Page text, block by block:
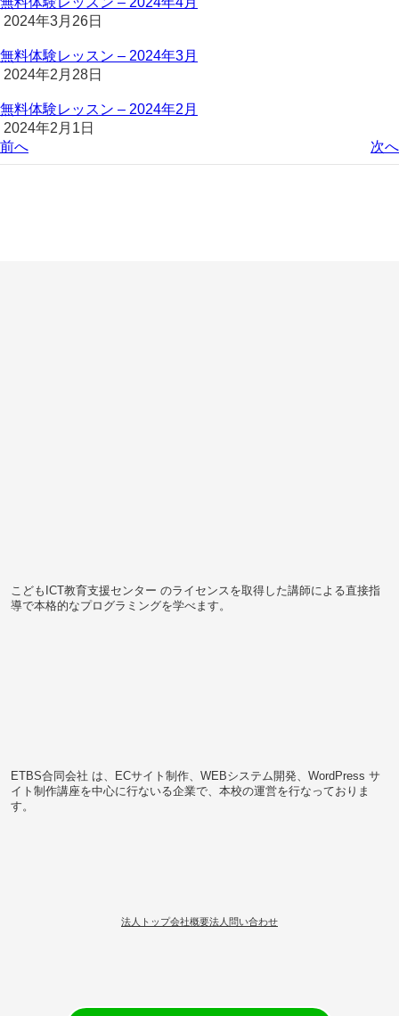
2024年3月26日
無料体験レッスン – 2024年3月
2024年2月28日
無料体験レッスン – 2024年2月
2024年2月1日
前へ
次へ
こどもICT教育支援センター のライセンスを取得した講師による直接指
導で本格的なプログラミングを学べます。
ETBS合同会社 は、ECサイト制作、WEBシステム開発、WordPress サ
イト制作講座を中心に行ないる企業で、本校の運営を行なっておりま
す。
法人トップ会社概要法人問い合わせ